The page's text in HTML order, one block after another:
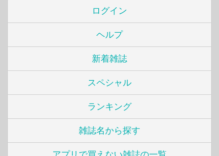
ログイン
ヘルプ
新着雑誌
スペシャル
ランキング
雑誌名から探す